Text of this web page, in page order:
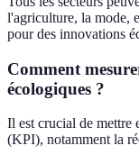
l'agriculture, la mode,
pour des innovations
Comment
écologiques ?
Il est crucial de mettre
(KPI), notamment la